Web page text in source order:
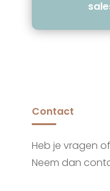
Contact
Heb je vragen
Neem dan